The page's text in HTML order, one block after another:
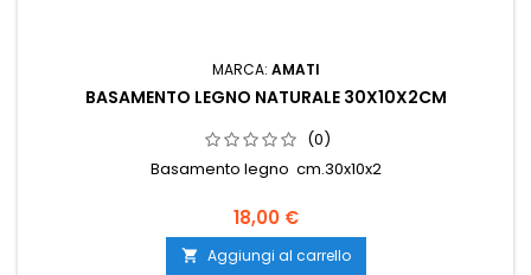
MARCA: AMATI
BASAMENTO LEGNO NATURALE 30X10X2CM
(0)
Basamento legno cm.30x10x2
18,00 €
 Aggiungi al carrello